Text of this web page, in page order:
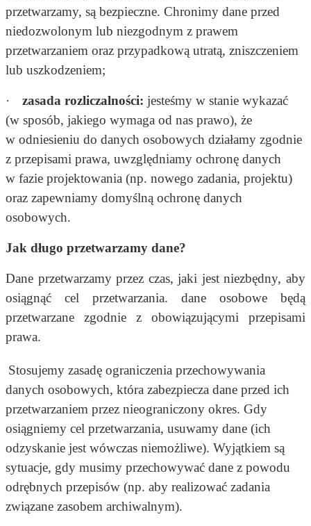
przetwarzamy, są bezpieczne. Chronimy dane przed
niedozwolonym lub niezgodnym z prawem
przetwarzaniem oraz przypadkową utratą, zniszczeniem
lub uszkodzeniem;
· zasada rozliczalności: jesteśmy w stanie wykazać
(w sposób, jakiego wymaga od nas prawo), że
w odniesieniu do danych osobowych działamy zgodnie
z przepisami prawa, uwzględniamy ochronę danych
w fazie projektowania (np. nowego zadania, projektu)
oraz zapewniamy domyślną ochronę danych
osobowych.
Jak długo przetwarzamy dane?
Dane przetwarzamy przez czas, jaki jest niezbędny, aby
osiągnąć cel przetwarzania. dane osobowe będą
przetwarzane zgodnie z obowiązującymi przepisami
prawa.
Stosujemy zasadę ograniczenia przechowywania
danych osobowych, która zabezpiecza dane przed ich
przetwarzaniem przez nieograniczony okres. Gdy
osiągniemy cel przetwarzania, usuwamy dane (ich
odzyskanie jest wówczas niemożliwe). Wyjątkiem są
sytuacje, gdy musimy przechowywać dane z powodu
odrębnych przepisów (np. aby realizować zadania
związane zasobem archiwalnym).